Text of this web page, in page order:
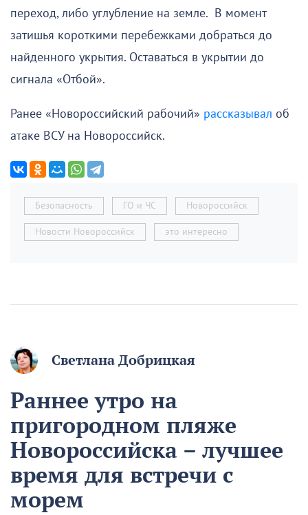
переход, либо углубление на земле. В момент
затишья короткими перебежками добраться до
найденного укрытия. Оставаться в укрытии до
сигнала «Отбой».
Ранее «Новороссийский рабочий» рассказывал об
атаке ВСУ на Новороссийск.
Безопасность ГО и ЧС Новороссийск
Новости Новороссийск это интересно
Светлана Добрицкая
Раннее утро на
пригородном пляже
Новороссийска – лучшее
время для встречи с
морем